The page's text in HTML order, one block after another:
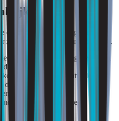
dat al deze afspraken geen
zijn praktische richtlijnen cruciaal.
handvatten bij hittegolven, met
dagindeling.
het belang van ventilatie en
de coronapandemie.
voor hoe installaties
worden, inclusief